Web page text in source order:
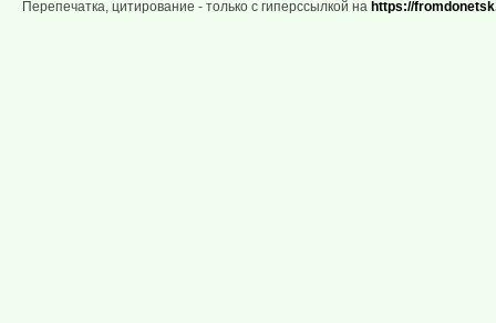
Перепечатка, цитирование - только с гиперссылкой на https://